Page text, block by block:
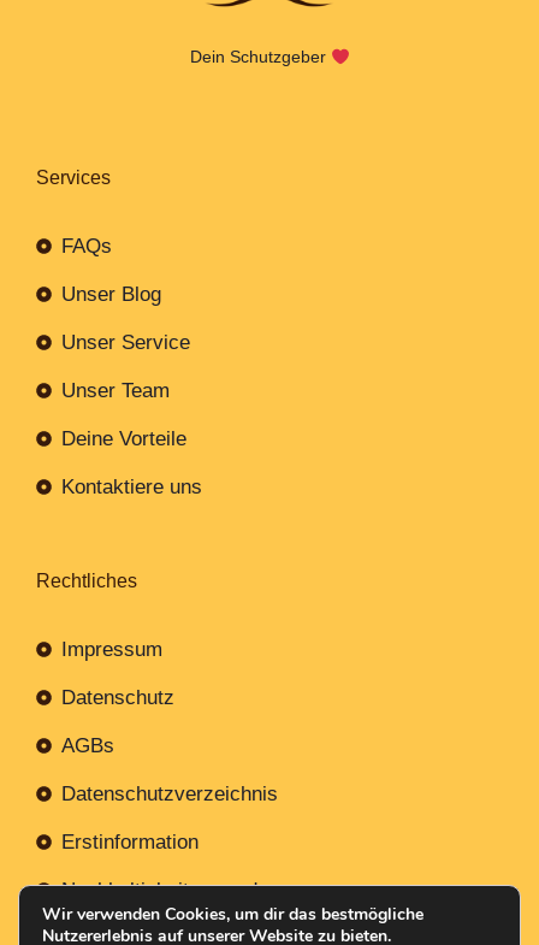
Dein Schutzgeber
Services
FAQs
Unser Blog
Unser Service
Unser Team
Deine Vorteile
Kontaktiere uns
Rechtliches
Impressum
Datenschutz
AGBs
Datenschutzverzeichnis
Erstinformation
Nachhaltigkeitsverordnung
Wir verwenden Cookies, um dir das bestmögliche
Nutzererlebnis auf unserer Website zu bieten.